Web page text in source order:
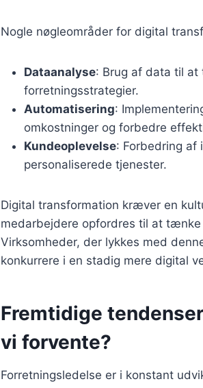
Nogle nøgleområder for digital
Dataanalyse: Brug af data til
forretningsstrategier.
Automatisering:
omkostninger og forbedre
Kundeoplevelse: Forbedring af
personaliserede tjenester.
Digital transformation kræver en
medarbejdere opfordres til at
Virksomheder, der lykkes med
konkurrere i en stadig mere digital
Fremtidige
vi forvente?
Forretningsledelse er i konstant